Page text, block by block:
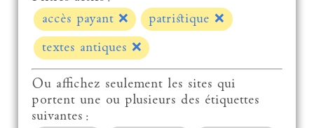
accès payant ❌ patristique❌
textes antiques ❌
Ou affichez seulement les sites qui
portent une ou plusieurs des étiquettes
suivantes :